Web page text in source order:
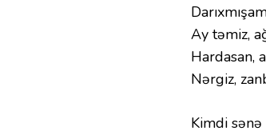
Ay təmiz,
Hardasan,
Nərgiz,
Kimdi sənə